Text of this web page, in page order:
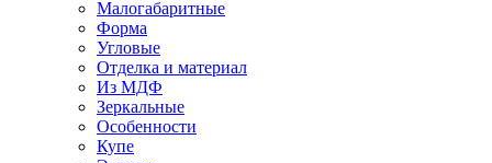
Малогабаритные
Форма
Угловые
Отделка и материал
Из МДФ
Зеркальные
Особенности
Купе